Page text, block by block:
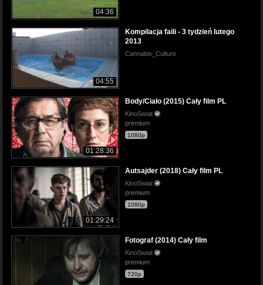
04:36
04:55
Kompilacja faili - 3 tydzień lutego
2013
Cannabis_Culture
01:28:36
Body/Ciało (2015) Cały film PL
KinoSwiat
premium
1080p
01:29:24
Autsajder (2018) Cały film PL
KinoSwiat
premium
1080p
Fotograf (2014) Cały film
KinoSwiat
premium
720p